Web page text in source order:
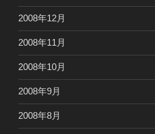
2008年12月
2008年11月
2008年10月
2008年9月
2008年8月